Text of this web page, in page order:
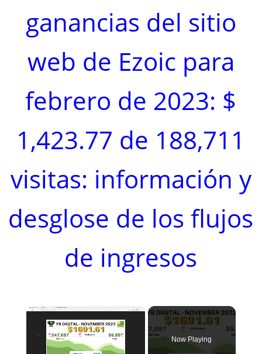
ganancias del sitio
web de Ezoic para
febrero de 2023: $
1,423.77 de 188,711
visitas: información y
desglose de los flujos
de ingresos
×
Now Playing